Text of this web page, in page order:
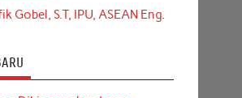
Gobel, S.T, IPU, ASEAN Eng.